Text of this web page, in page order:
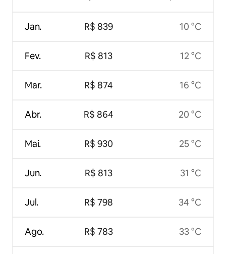
Jan.
Fev.
Mar.
Abr.
Mai.
Jun.
Jul.
Ago.
R$ 839
R$ 813
R$ 874
R$ 864
R$ 930
R$ 813
R$ 798
R$ 783
10 °C
12 °C
16 °C
20 °C
25 °C
31 °C
34 °C
33 °C